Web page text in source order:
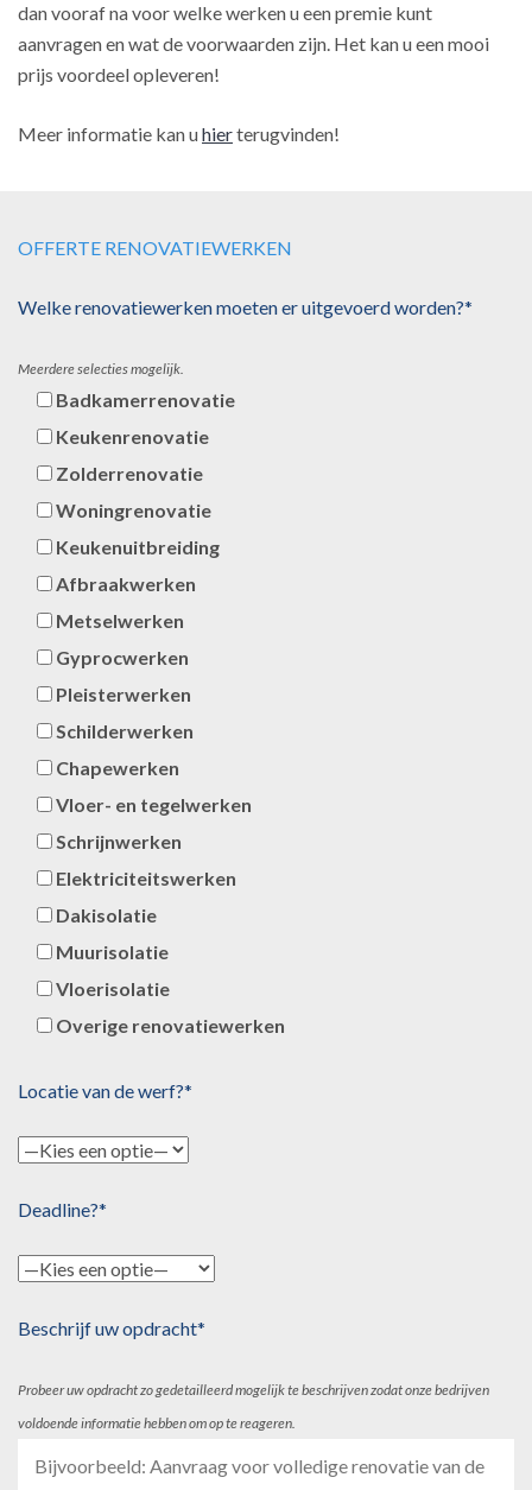
dan vooraf na voor welke werken u een premie kunt
aanvragen en wat de voorwaarden zijn. Het kan u een mooi
prijs voordeel opleveren!
Meer informatie kan uhierterugvinden!
OFFERTE RENOVATIEWERKEN
Welke renovatiewerken moeten er uitgevoerd worden?*
Meerdere selecties mogelijk.
Badkamerrenovatie
Keukenrenovatie
Zolderrenovatie
Woningrenovatie
Keukenuitbreiding
Afbraakwerken
Metselwerken
Gyprocwerken
Pleisterwerken
Schilderwerken
Chapewerken
Vloer- en tegelwerken
Schrijnwerken
Elektriciteitswerken
Dakisolatie
Muurisolatie
Vloerisolatie
Overige renovatiewerken
Locatie van de werf?*
Deadline?*
Beschrijf uw opdracht*
Probeer uw opdracht zo gedetailleerd mogelijk te beschrijven zodat onze bedrijven
voldoende informatie hebben om op te reageren.